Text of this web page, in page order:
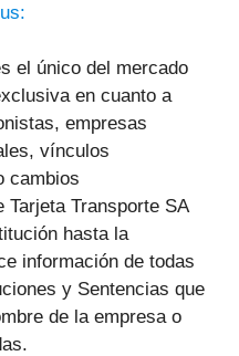
el único del mercado
en cuanto a
empresas
vínculos
cambios
Transporte SA
hasta la
información de todas
y Sentencias que
de la empresa o